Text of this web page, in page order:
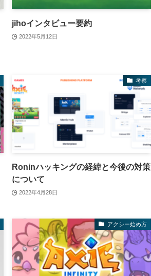
jihoインタビュー要約
2022年5月12日
考察
Roninハッキングの経緯と今後の対策
について
2022年4月28日
アクシー始め方